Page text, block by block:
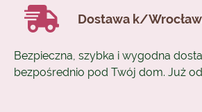
Dostawa k/
Bezpieczna, szybka i wygodna
bezpośrednio pod Twój dom. Już od